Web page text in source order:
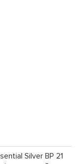
Silver BP 21